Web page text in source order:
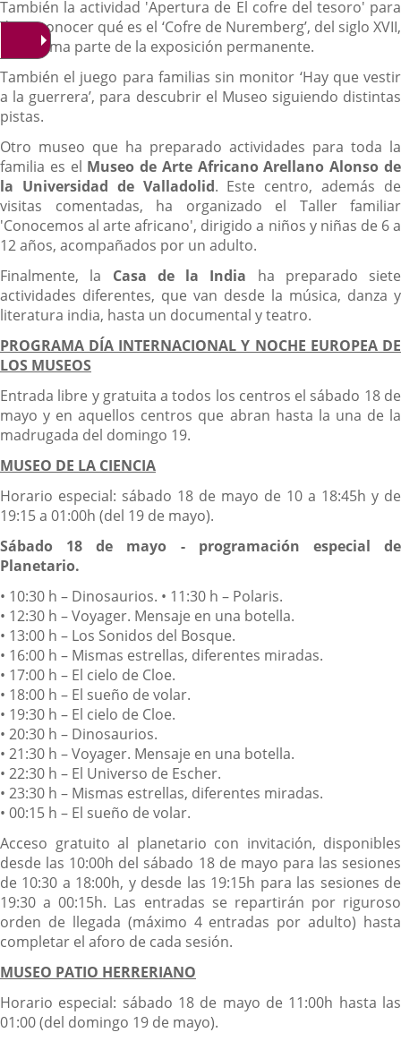
También la actividad 'Apertura de El cofre del tesoro' para
dar a conocer qué es el ‘Cofre de Nuremberg’, del siglo XVII,
que forma parte de la exposición permanente.
También el juego para familias sin monitor ‘Hay que vestir
a la guerrera’, para descubrir el Museo siguiendo distintas
pistas.
Otro museo que ha preparado actividades para toda la
familia es el Museo de Arte Africano Arellano Alonso de
la Universidad de Valladolid. Este centro, además de
visitas comentadas, ha organizado el Taller familiar
'Conocemos al arte africano', dirigido a niños y niñas de 6 a
12 años, acompañados por un adulto.
Finalmente, la Casa de la India ha preparado siete
actividades diferentes, que van desde la música, danza y
literatura india, hasta un documental y teatro.
PROGRAMA DÍA INTERNACIONAL Y NOCHE EUROPEA DE
LOS MUSEOS
Entrada libre y gratuita a todos los centros el sábado 18 de
mayo y en aquellos centros que abran hasta la una de la
madrugada del domingo 19.
MUSEO DE LA CIENCIA
Horario especial: sábado 18 de mayo de 10 a 18:45h y de
19:15 a 01:00h (del 19 de mayo).
Sábado 18 de mayo - programación especial de
Planetario.
• 10:30 h – Dinosaurios. • 11:30 h – Polaris.
• 12:30 h – Voyager. Mensaje en una botella.
• 13:00 h – Los Sonidos del Bosque.
• 16:00 h – Mismas estrellas, diferentes miradas.
• 17:00 h – El cielo de Cloe.
• 18:00 h – El sueño de volar.
• 19:30 h – El cielo de Cloe.
• 20:30 h – Dinosaurios.
• 21:30 h – Voyager. Mensaje en una botella.
• 22:30 h – El Universo de Escher.
• 23:30 h – Mismas estrellas, diferentes miradas.
• 00:15 h – El sueño de volar.
Acceso gratuito al planetario con invitación, disponibles
desde las 10:00h del sábado 18 de mayo para las sesiones
de 10:30 a 18:00h, y desde las 19:15h para las sesiones de
19:30 a 00:15h. Las entradas se repartirán por riguroso
orden de llegada (máximo 4 entradas por adulto) hasta
completar el aforo de cada sesión.
MUSEO PATIO HERRERIANO
Horario especial: sábado 18 de mayo de 11:00h hasta las
01:00 (del domingo 19 de mayo).